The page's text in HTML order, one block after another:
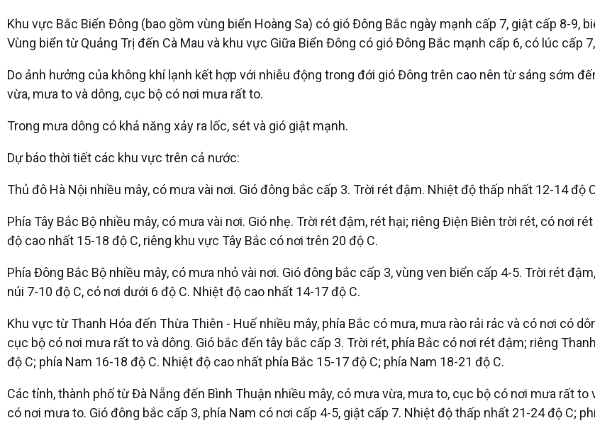
Khu vực Bắc Biển Đông (bao gồm vùng biển Hoàng Sa) có gió Đông Bắc ngày mạnh cấp 7, giật cấp 8-9,
Vùng biển từ Quảng Trị đến Cà Mau và khu vực Giữa Biển Đông có gió Đông Bắc mạnh cấp 6, có lúc cấp
Do ảnh hưởng của không khí lạnh kết hợp với nhiễu động trong đới gió Đông trên cao nên từ sáng sớm
vừa, mưa to và dông, cục bộ có nơi mưa rất to.
Trong mưa dông có khả năng xảy ra lốc, sét và gió giật mạnh.
Dự báo thời tiết các khu vực trên cả nước:
Thủ đô Hà Nội nhiều mây, có mưa vài nơi. Gió đông bắc cấp 3. Trời rét đậm. Nhiệt độ thấp nhất 12-14 độ
Phía Tây Bắc Bộ nhiều mây, có mưa vài nơi. Gió nhẹ. Trời rét đậm, rét hại; riêng Điện Biên trời rét, có nơi
độ cao nhất 15-18 độ C, riêng khu vực Tây Bắc có nơi trên 20 độ C.
Phía Đông Bắc Bộ nhiều mây, có mưa nhỏ vài nơi. Gió đông bắc cấp 3, vùng ven biển cấp 4-5. Trời rét
núi 7-10 độ C, có nơi dưới 6 độ C. Nhiệt độ cao nhất 14-17 độ C.
Khu vực từ Thanh Hóa đến Thừa Thiên - Huế nhiều mây, phía Bắc có mưa, mưa rào rải rác và có nơi có
cục bộ có nơi mưa rất to và dông. Gió bắc đến tây bắc cấp 3. Trời rét, phía Bắc có nơi rét đậm; riêng
độ C; phía Nam 16-18 độ C. Nhiệt độ cao nhất phía Bắc 15-17 độ C; phía Nam 18-21 độ C.
Các tỉnh, thành phố từ Đà Nẵng đến Bình Thuận nhiều mây, có mưa vừa, mưa to, cục bộ có nơi mưa rất
có nơi mưa to. Gió đông bắc cấp 3, phía Nam có nơi cấp 4-5, giật cấp 7. Nhiệt độ thấp nhất 21-24 độ C;